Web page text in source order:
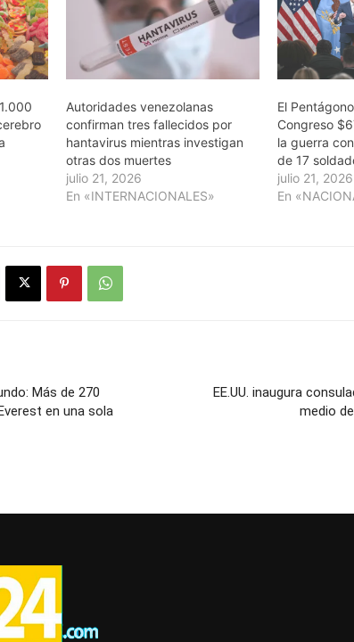
Autoridades venezolanas
confirman tres fallecidos por
hantavirus mientras investigan
otras dos muertes
julio 21, 2026
En «INTERNACIONALES»
El
Congreso
la guerra
de 17
julio 21, 2026
En
Más de 270
en una sola
EE.UU. inaugura
medio